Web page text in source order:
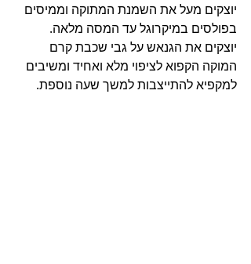
יוצקים מעל את השמנת המתוקה וממיסים
בפולסים במיקרוגל עד המסה מלאה.
יוצקים את הגנאש על גבי שכבת קרם
המוקה הקפוא לציפוי מלא ואחיד ומשיבים
למקפיא להתייצבות למשך שעה נוספת.